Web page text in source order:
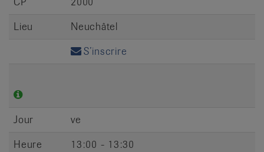
Lieu
Neuchâtel
S’inscrire
Jour
ve
Heure
13:00 - 13:30